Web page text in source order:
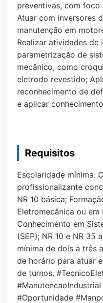
preventivas, com foco
Atuar com inversores
manutenção em
Realizar atividades de
parametrização de
mecânico, como
eletrodo revestido;
reconhecimento de
e aplicar
Requisitos
Escolaridade mínima:
profissionalizante
NR 10 básica;
Eletromecânica ou
Conhecimento em
(SEP); NR 10 e NR 35
mínima de dois a três
de horário para atuar
de turnos.
#Oportunidade